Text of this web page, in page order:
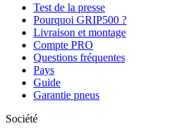
Test de la presse
Pourquoi GRIP500 ?
Livraison et montage
Compte PRO
Questions fréquentes
Pays
Guide
Garantie pneus
Société